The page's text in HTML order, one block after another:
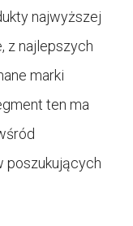
najwyższej
z najlepszych
marki
ten ma
poszukujących